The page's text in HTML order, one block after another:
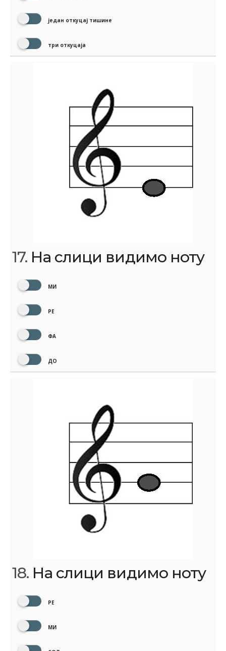
један откуцај тишине
три откуцаја
17. На слици видимо ноту
МИ
РЕ
ФА
ДО
18. На слици видимо ноту
РЕ
МИ